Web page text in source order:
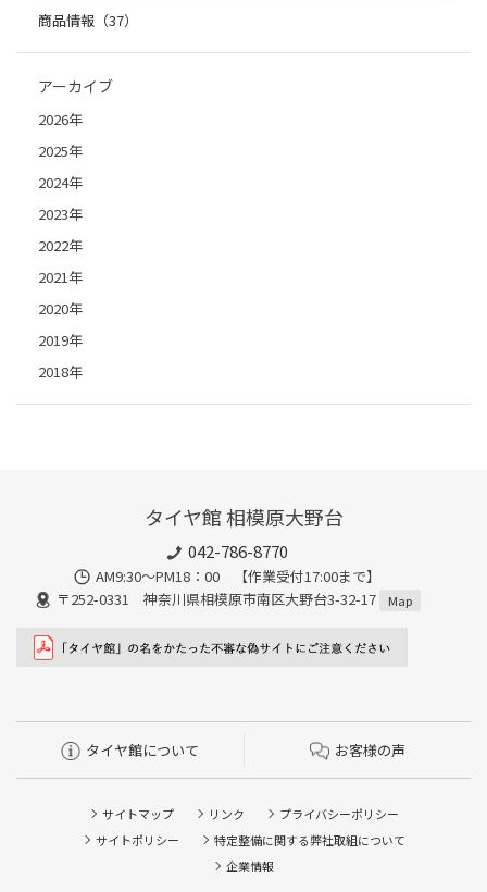
商品情報（37）
アーカイブ
2026年
2025年
2024年
2023年
2022年
2021年
2020年
2019年
2018年
タイヤ館 相模原大野台
042-786-8770
AM9:30～PM18：00 【作業受付17:00まで】
〒252-0331 神奈川県相模原市南区大野台3-32-17
Map
タイヤ館について お客様の声
サイトマップ リンク
プライバシーポリシー
サイトポリシー
特定整備に関する弊社取組について
企業情報